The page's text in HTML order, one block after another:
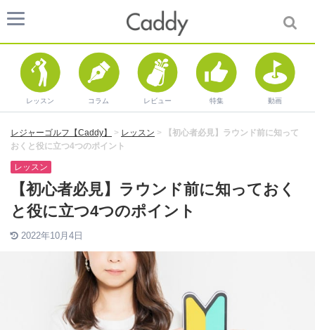
レッスン コラム レビュー 特集 動画
レジャーゴルフ【Caddy】 > レッスン >
【初心者必見】ラウンド前に知って
おくと役に立つ4つのポイント
レッスン
【初心者必見】ラウンド前に知っておく
と役に立つ4つのポイント
2022年10月4日